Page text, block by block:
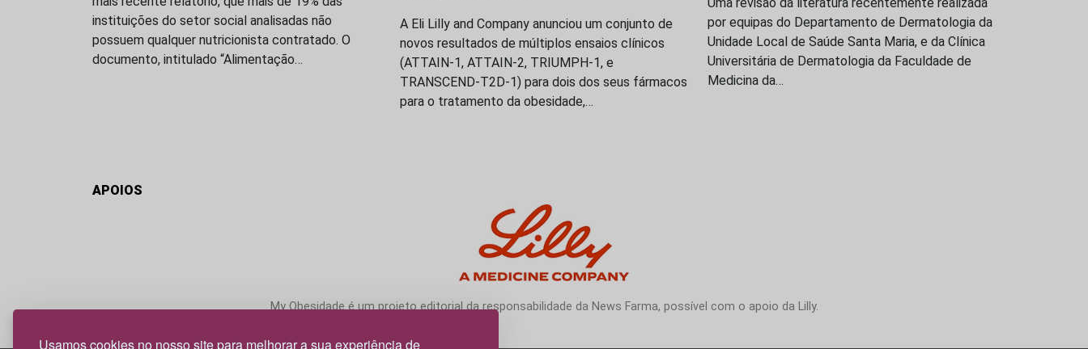
Usamos cookies no nosso site para melhorar a sua experiência de
instituições do setor social analisadas não
possuem qualquer nutricionista contratado. O
documento, intitulado “Alimentação…
A Eli Lilly and Company anunciou um conjunto de
novos resultados de múltiplos ensaios clínicos
(ATTAIN-1, ATTAIN-2, TRIUMPH-1, e
TRANSCEND-T2D-1) para dois dos seus fármacos
para o tratamento da obesidade,…
por equipas do Departamento de Dermatologia da
Unidade Local de Saúde Santa Maria, e da Clínica
Universitária de Dermatologia da Faculdade de
Medicina da…
APOIOS
My Obesidade é um projeto editorial da responsabilidade da News Farma, possível com o apoio da Lilly.